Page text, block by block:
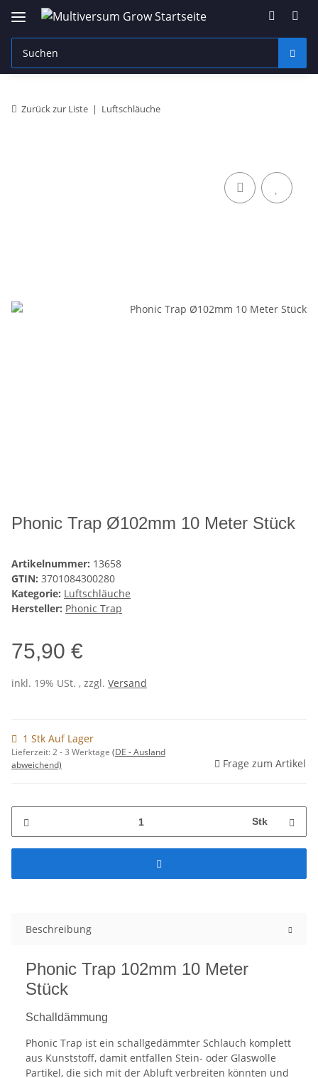
Zurück zur Liste Luftschläuche
Phonic Trap Ø102mm 10 Meter Stück
Artikelnummer: 13658
GTIN: 3701084300280
Kategorie: Luftschläuche
Hersteller: Phonic Trap
75,90 €
inkl. 19% USt. , zzgl. Versand
1 Stk Auf Lager
Lieferzeit:2 - 3 Werktage (DE - Ausland
abweichend)
Frage zum Artikel
Stk
Beschreibung
Phonic Trap 102mm 10 Meter
Stück
Schalldämmung
Phonic Trap ist ein schallgedämmter Schlauch komplett
aus Kunststoff, damit entfallen Stein- oder Glaswolle
Partikel, die sich mit der Abluft verbreiten könnten und